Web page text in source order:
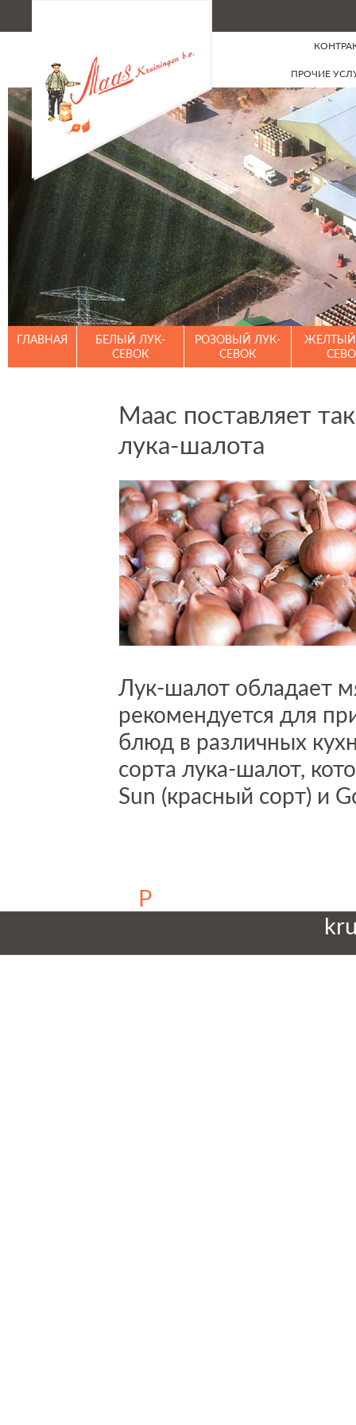
ПРОЧИЕ
ГЛАВНАЯ
БЕЛЫЙ ЛУК-
СЕВОК
РОЗОВЫЙ ЛУК-
СЕВОК
ЖЕЛТЫЙ
Маас поставляет
лука-шалота
Лук-шалот обладает
рекомендуется для
блюд в различных
сорта лука-шалот,
Sun (красный сорт) и
P